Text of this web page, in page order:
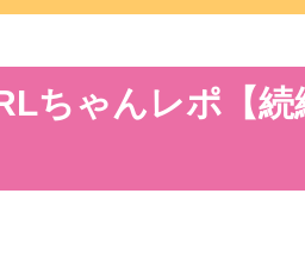
ちゃんレポ【続